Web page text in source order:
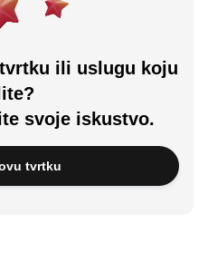
ili uslugu koju
svoje iskustvo.
tvrtku